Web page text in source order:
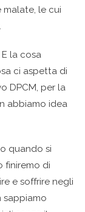
le cui
la cosa
ci aspetta di
DPCM, per la
abbiamo idea
quando si
finiremo di
e soffrire negli
sappiamo